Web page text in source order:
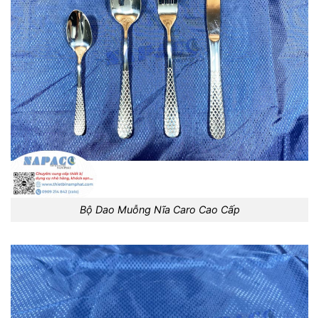
Bộ Dao Muỗng Nĩa Caro Cao Cấp